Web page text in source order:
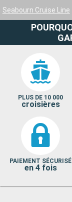
Seabourn Cruise Line
PLUS DE 10 000
croisières
PAIEMENT SÉCURISÉ
en 4 fois